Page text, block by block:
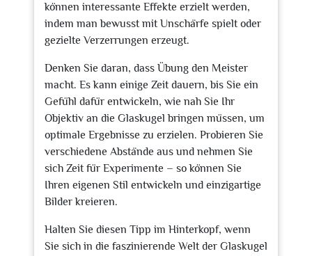
können interessante Effekte erzielt werden,
indem man bewusst mit Unschärfe spielt oder
gezielte Verzerrungen erzeugt.
Denken Sie daran, dass Übung den Meister
macht. Es kann einige Zeit dauern, bis Sie ein
Gefühl dafür entwickeln, wie nah Sie Ihr
Objektiv an die Glaskugel bringen müssen, um
optimale Ergebnisse zu erzielen. Probieren Sie
verschiedene Abstände aus und nehmen Sie
sich Zeit für Experimente – so können Sie
Ihren eigenen Stil entwickeln und einzigartige
Bilder kreieren.
Halten Sie diesen Tipp im Hinterkopf, wenn
Sie sich in die faszinierende Welt der Glaskugel